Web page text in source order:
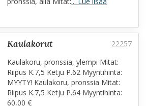
kaulakorut
Kaulakoru, pronssia, ylempi Mitat:
Riipus K.7,5 Ketju P.62 Myyntihinta:
MYYTY! Kaulakoru, pronssia Mitat:
Riipus K.7,5 Ketju P.64 Myyntihinta:
60,00 €